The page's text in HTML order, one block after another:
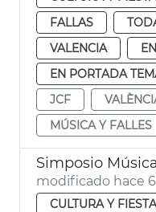
FALLAS
VALENCIA
EN PORTADA
JCF
MÚSICA Y FALLES
Simposio
modificado hace
CULTURA Y